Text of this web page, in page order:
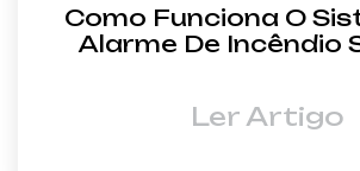
Como Funciona O
Alarme De Incêndio
Ler Artigo